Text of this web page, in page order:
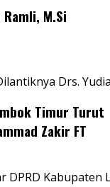
M.Si
Drs.
Timur Turut
Zakir FT
DPRD